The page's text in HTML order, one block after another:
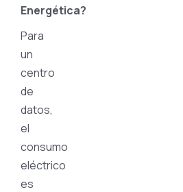
Energética?
Para
un
centro
de
datos,
el
consumo
eléctrico
es